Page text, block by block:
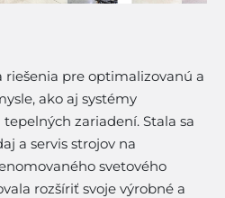
riešenia pre optimalizovanú a
ako aj systémy
zariadení. Stala sa
a servis strojov na
svetového
rozšíriť svoje výrobné a